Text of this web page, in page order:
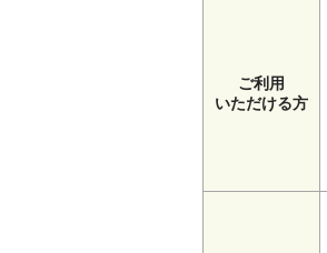
ご利用
いただける方